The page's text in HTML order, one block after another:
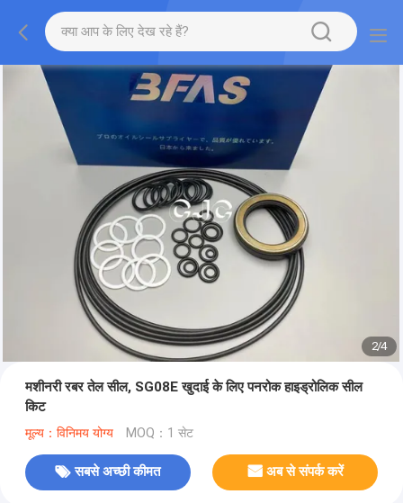
2/4
मशीनरी रबर तेल सील, SG08E खुदाई के लिए पनरोक हाइड्रोलिक सील
किट
मूल्य：विनिमय योग्य MOQ：1 सेट
सबसे अच्छी कीमत अब से संपर्क करें